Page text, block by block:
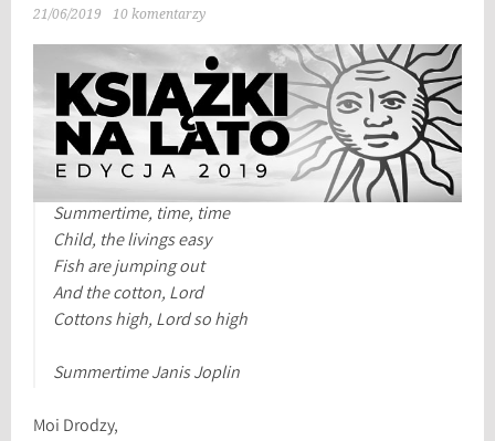
21/06/2019 10 komentarzy
Summertime, time, time
Child, the livings easy
Fish are jumping out
And the cotton, Lord
Cottons high, Lord so high
Summertime Janis Joplin
Moi Drodzy,